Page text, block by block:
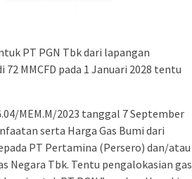
PT PGN Tbk dari lapangan
MMCFD pada 1 Januari 2028 tentu
MEM.M/2023 tanggal 7 September
serta Harga Gas Bumi dari
PT Pertamina (Persero) dan/atau
Negara Tbk. Tentu pengalokasian gas